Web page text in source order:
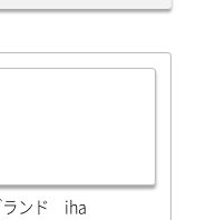
ランド iha